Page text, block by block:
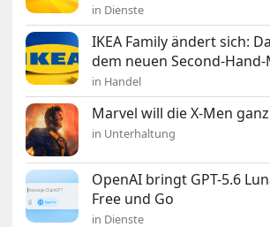
in Dienste
IKEA Family ändert sich:
dem neuen Second-
in Handel
Marvel will die X-Men
in Unterhaltung
OpenAI bringt GPT-5.6
Free und Go
in Dienste